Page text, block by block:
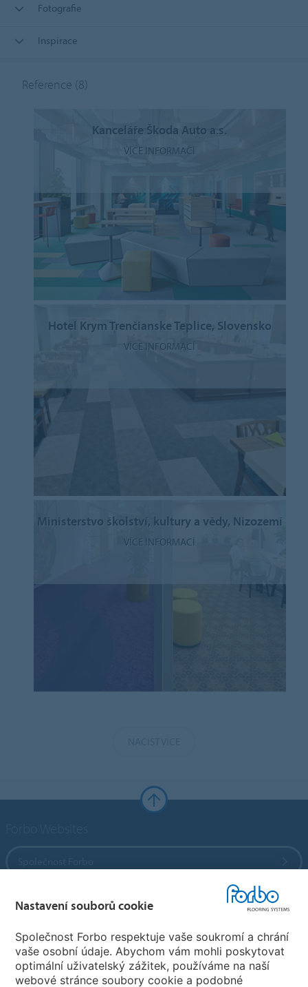
Fotografie
Inspirace
Reference (8)
Kanceláře Škoda Auto a.s.
VÍCE INFORMACÍ
Hotel Krym Trenčianske Teplice, Slovensko
VÍCE INFORMACÍ
Ministerstvo školství, kultury a vědy, Nizozemí
VÍCE INFORMACÍ
Forbo Flooring Systems
Forbo Movement Systems
Nastavení souborů cookie
Společnost Forbo respektuje vaše soukromí a chrání
vaše osobní údaje. Abychom vám mohli poskytovat
optimální uživatelský zážitek, používáme na naší
webové stránce soubory cookie a podobné